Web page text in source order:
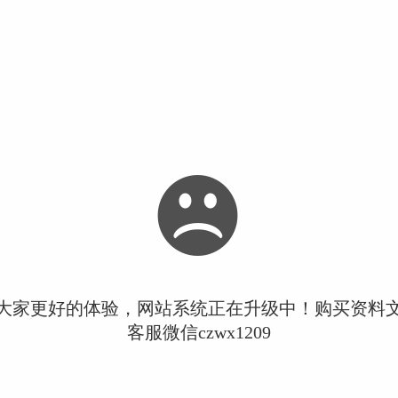
家更好的体验，网站系统正在升级中！购买资料
客服微信czwx1209